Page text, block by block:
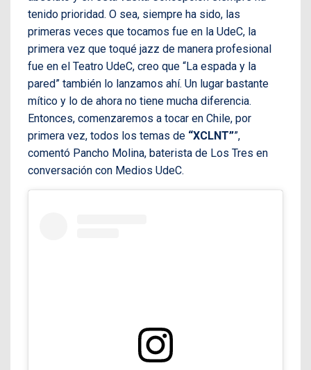
tenido prioridad. O sea, siempre ha sido, las
primeras veces que tocamos fue en la UdeC, la
primera vez que toqué jazz de manera profesional
fue en el Teatro UdeC, creo que “La espada y la
pared” también lo lanzamos ahí. Un lugar bastante
mítico y lo de ahora no tiene mucha diferencia.
Entonces, comenzaremos a tocar en Chile, por
primera vez, todos los temas de “XCLNT””,
comentó Pancho Molina, baterista de Los Tres en
conversación con Medios UdeC.